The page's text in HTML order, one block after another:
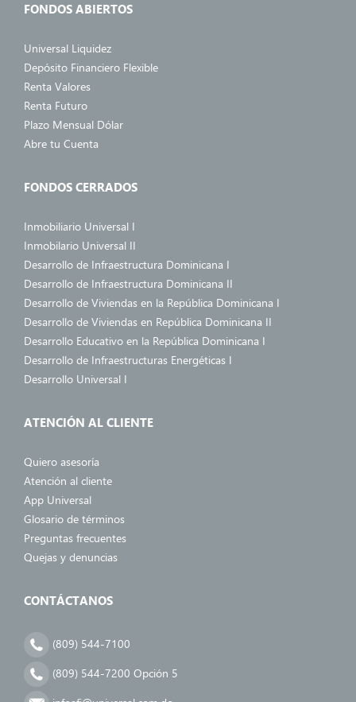
FONDOS ABIERTOS
Universal Liquidez
Depósito Financiero Flexible
Renta Valores
Renta Futuro
Plazo Mensual Dólar
Abre tu Cuenta
FONDOS CERRADOS
Inmobiliario Universal I
Inmobilario Universal II
Desarrollo de Infraestructura Dominicana I
Desarrollo de Infraestructura Dominicana II
Desarrollo de Viviendas en la República Dominicana I
Desarrollo de Viviendas en República Dominicana II
Desarrollo Educativo en la República Dominicana I
Desarrollo de Infraestructuras Energéticas I
Desarrollo Universal I
ATENCIÓN AL CLIENTE
Quiero asesoría
Atención al cliente
App Universal
Glosario de términos
Preguntas frecuentes
Quejas y denuncias
CONTÁCTANOS
(809) 544-7100
(809) 544-7200 Opción 5